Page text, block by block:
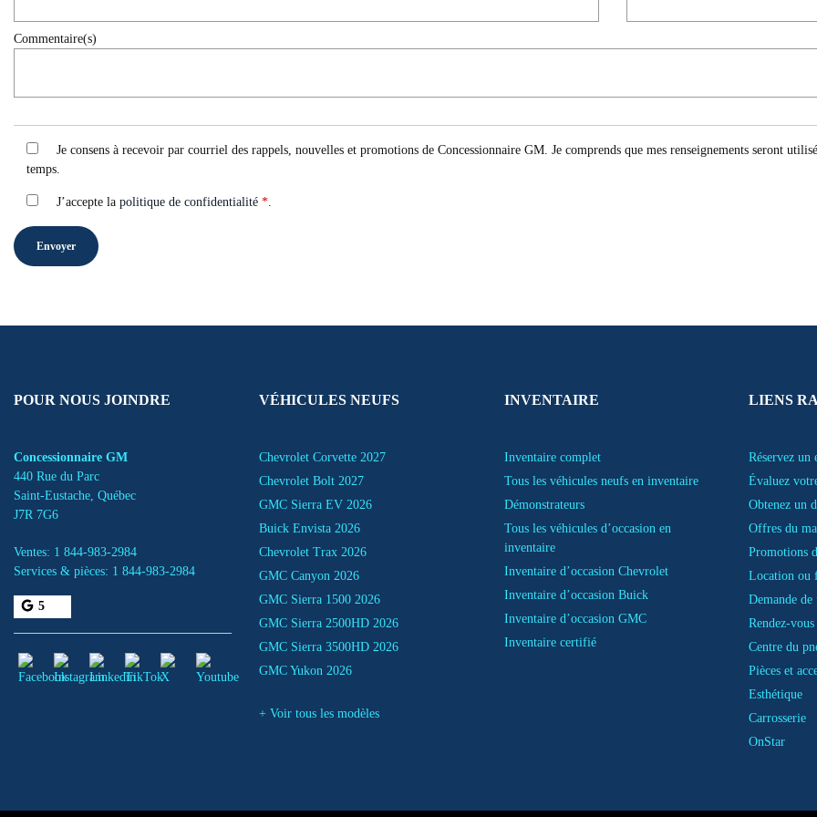
Commentaire(s)
Je consens à recevoir par courriel des rappels, nouvelles et promotions de Concessionnaire GM. Je comprends que mes renseignements seront
temps.
J’accepte la politique de confidentialité *
POUR NOUS JOINDRE
Concessionnaire GM
440 Rue du Parc
Saint-Eustache Québec
J7R 7G6
Ventes: 1 844-983-2984
Services & pièces: 1 844-983-2984
5
VÉHICULES NEUFS
Chevrolet Corvette 2027
Chevrolet Bolt 2027
GMC Sierra EV 2026
Buick Envista 2026
Chevrolet Trax 2026
GMC Canyon 2026
GMC Sierra 1500 2026
GMC Sierra 2500HD 2026
GMC Sierra 3500HD 2026
GMC Yukon 2026
+ Voir tous les modèles
INVENTAIRE
Inventaire complet
Tous les véhicules neufs en inventaire
Démonstrateurs
Tous les véhicules d’occasion en
inventaire
Inventaire d’occasion Chevrolet
Inventaire d’occasion Buick
Inventaire d’occasion GMC
Inventaire certifié
LIENS
Réservez un
Évaluez
Obtenez un
Offres du
Promotions
Location ou
Demande
Rendez-
Centre du
Pièces et
Esthétique
Carrosserie
OnStar